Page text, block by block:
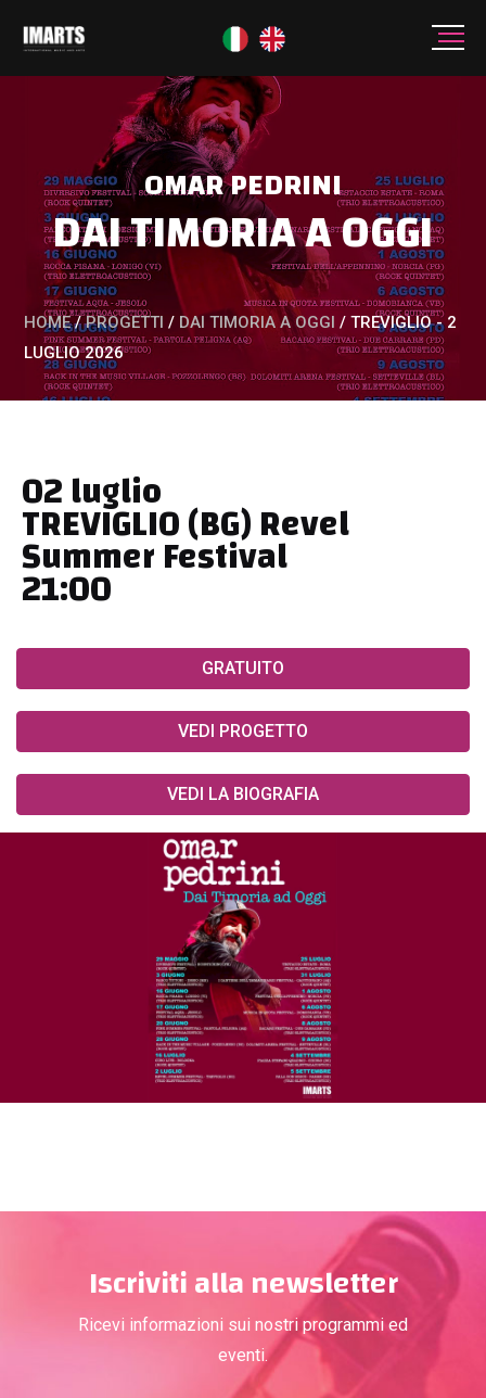
OMAR PEDRINI
DAI TIMORIA A OGGI
HOME / PROGETTI / DAI TIMORIA A OGGI / TREVIGLIO - 2
LUGLIO 2026
02 luglio
TREVIGLIO (BG) Revel
Summer Festival
21:00
GRATUITO
VEDI PROGETTO
VEDI LA BIOGRAFIA
Iscriviti alla newsletter
Ricevi informazioni sui nostri programmi ed
eventi.